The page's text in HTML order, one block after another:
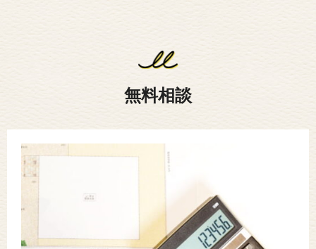
無料相談